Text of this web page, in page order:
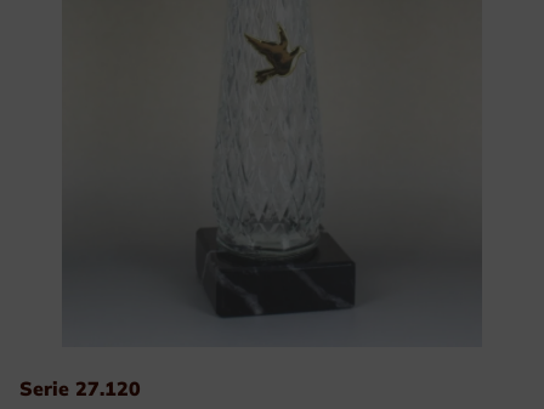
Serie 27.120